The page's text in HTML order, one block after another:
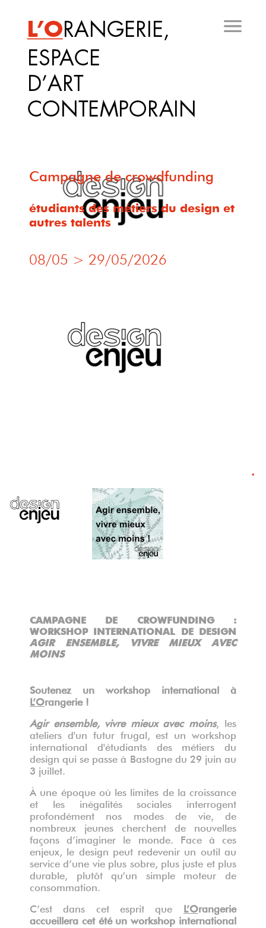
principal
Campagne de crowdfunding
étudiants des métiers du design et
autres talents
08/05 > 29/05/2026
°
CAMPAGNE DE CROWFUNDING :
WORKSHOP INTERNATIONAL DE DESIGN
AGIR ENSEMBLE, VIVRE MIEUX AVEC
MOINS
Soutenez un workshop international à
L’Orangerie !
Agir ensemble, vivre mieux avec moins, les
ateliers d'un futur frugal, est un workshop
international d'étudiants des métiers du
design qui se passe à Bastogne du 29 juin au
3 juillet.
À une époque où les limites de la croissance
et les inégalités sociales interrogent
profondément nos modes de vie, de
nombreux jeunes cherchent de nouvelles
façons d’imaginer le monde. Face à ces
enjeux, le design peut redevenir un outil au
service d’une vie plus sobre, plus juste et plus
durable, plutôt qu’un simple moteur de
consommation.
C’est dans cet esprit que L’Orangerie
accueillera cet été un workshop international